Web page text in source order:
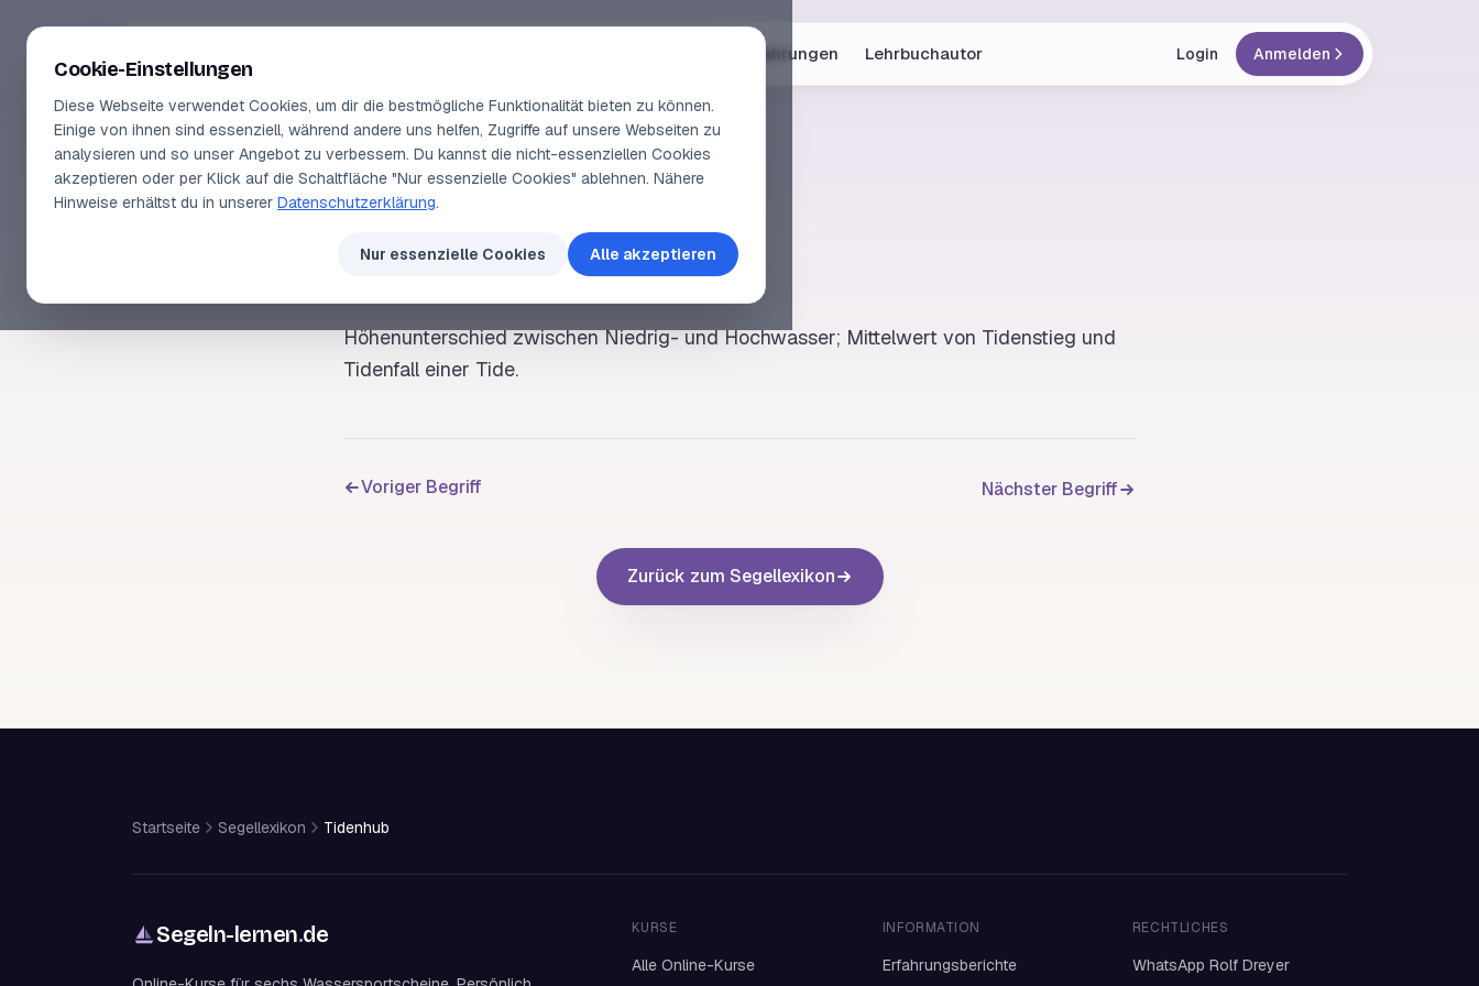
Erfahrungen Lehrbuchautor Login Anmelden
SEGELLEXIKON
Tidenhub
Höhenunterschied zwischen Niedrig- undHochwasser; Mittelwert von Tidenstieg und
Tidenfall einer Tide.
Voriger Begriff Nächster Begriff
Zurück zum Segellexikon
Startseite Segellexikon Tidenhub
Segeln-lernen.de KURSE
Alle Online-Kurse
INFORMATION
Erfahrungsberichte
RECHTLICHES
WhatsApp Rolf Dreyer
Cookie-Einstellungen
Diese Webseite verwendet Cookies, um dir die bestmögliche Funktionalität bieten zu können.
Einige von ihnen sind essenziell, während andere uns helfen, Zugriffe auf unsere Webseiten zu
analysieren und so unser Angebot zu verbessern. Du kannst die nicht-essenziellen Cookies
akzeptieren oder per Klick auf die Schaltfläche "Nur essenzielle Cookies" ablehnen. Nähere
Hinweise erhältst du in unserer Datenschutzerklärung.
Nur essenzielle Cookies Alle akzeptieren